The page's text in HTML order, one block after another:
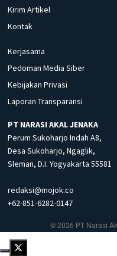
Kirim Artikel
Kontak
Kerjasama
Pedoman Media Siber
Kebijakan Privasi
Laporan Transparansi
PT NARASI AKAL JENAKA
Perum Sukoharjo Indah A8,
Desa Sukoharjo, Ngaglik,
Sleman, D.I. Yogyakarta 55581
redaksi@mojok.co
+62-851-6282-0147
© 2026 PT Narasi